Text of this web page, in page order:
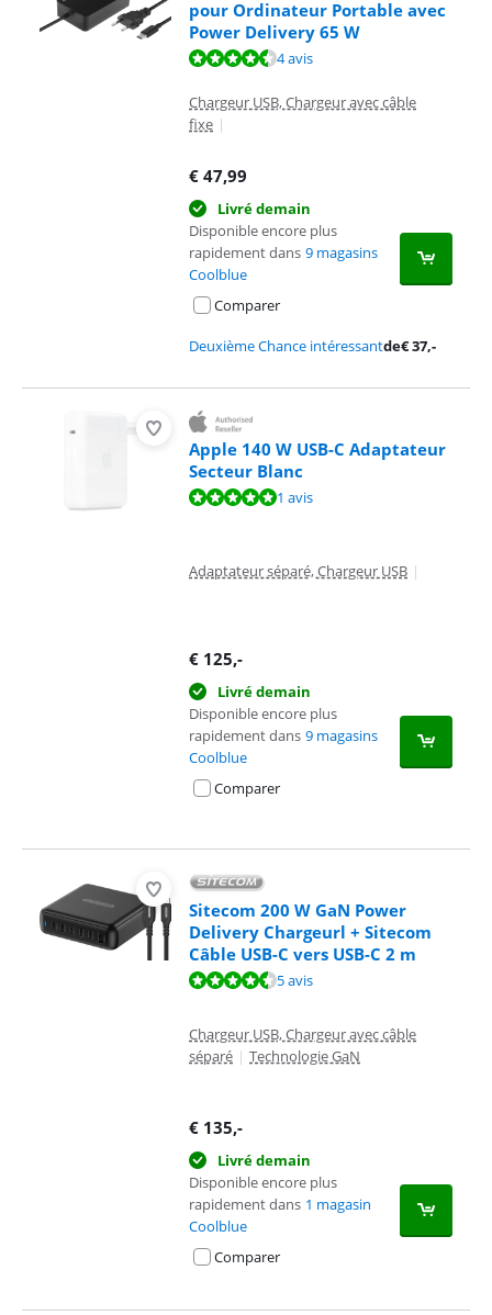
pour Ordinateur Portable avec
Power Delivery 65 W
La note est de 9,0 sur 10, basée sur 4 avis.4 avis
Chargeur USB, Chargeur avec câble
fixe |
€ 47,99
Livré demain
Disponible encore plus
rapidement dans 9 magasins
Coolblue
Comparer
Deuxième Chance intéressantde€37,-
Apple 140 W USB-C Adaptateur
Secteur Blanc
La note est de 9,6 sur 10, basée sur 1 avis.1 avis
Adaptateur séparé, Chargeur USB |
€ 125,-
Livré demain
Disponible encore plus
rapidement dans 9 magasins
Coolblue
Comparer
Sitecom 200 W GaN Power
Delivery Chargeurl + Sitecom
Câble USB-C vers USB-C 2 m
La note est de 9,1 sur 10, basée sur 5 avis.5 avis
Chargeur USB, Chargeur avec câble
séparé | Technologie GaN
€ 135,-
Livré demain
Disponible encore plus
rapidement dans 1 magasin
Coolblue
Comparer